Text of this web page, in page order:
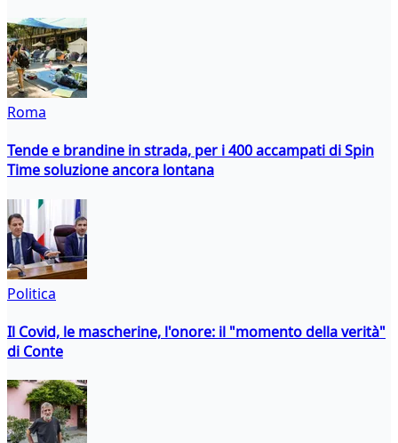
Roma
Tende e brandine in strada, per i 400 accampati di Spin
Time soluzione ancora lontana
Politica
Il Covid, le mascherine, l'onore: il "momento della verità"
di Conte